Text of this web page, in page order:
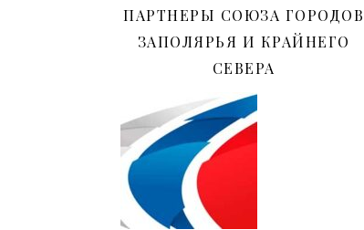
ПАРТНЕРЫ СОЮЗА ГОРОДОВ
ЗАПОЛЯРЬЯ И КРАЙНЕГО
СЕВЕРА